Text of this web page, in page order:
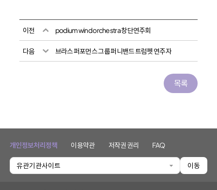
이전 podium wind orchestra 창단연주회
다음 브라스 퍼포먼스 그룹 퍼니밴드 트럼펫 연주자
목록
개인정보처리정책 이용약관 저작권 권리 FAQ
유관기관사이트 이동